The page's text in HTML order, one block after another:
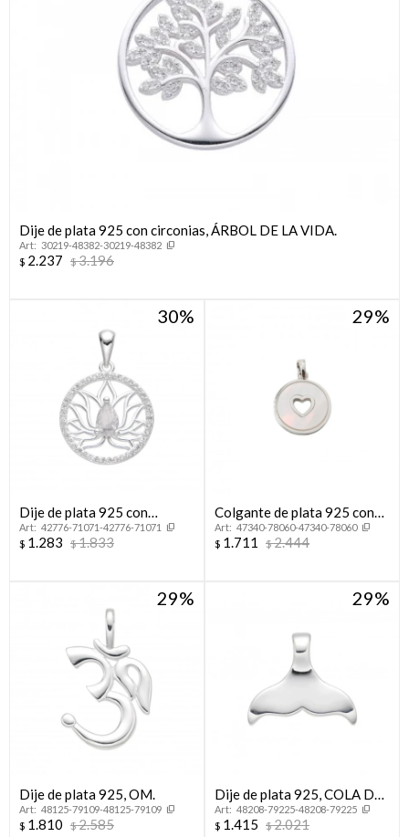
Dije de plata 925 con circonias, ÁRBOL DE LA VIDA.
30219-48382-30219-48382
$ 2.237 $3.196
30
Dije de plata 925 con
circonias, FLOR DE LOTO.
42776-71071-42776-71071
$ 1.283 $1.833
29
Colgante de plata 925 con
nácar, CORAZÓN.
47340-78060-47340-78060
$ 1.711 $2.444
29
Dije de plata 925, OM.
48125-79109-48125-79109
$ 1.810 $2.585
29
Dije de plata 925, COLA DE
BALLENA.
48208-79225-48208-79225
$ 1.415 $2.021